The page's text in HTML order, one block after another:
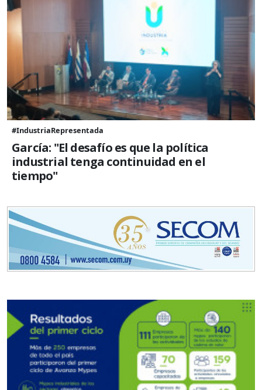
#IndustriaRepresentada
García: "El desafío es que la política
industrial tenga continuidad en el
tiempo"